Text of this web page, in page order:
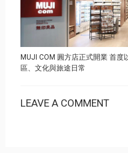
MUJI COM 圓方店正式開業 首度
區、文化與旅途日常
LEAVE A COMMENT